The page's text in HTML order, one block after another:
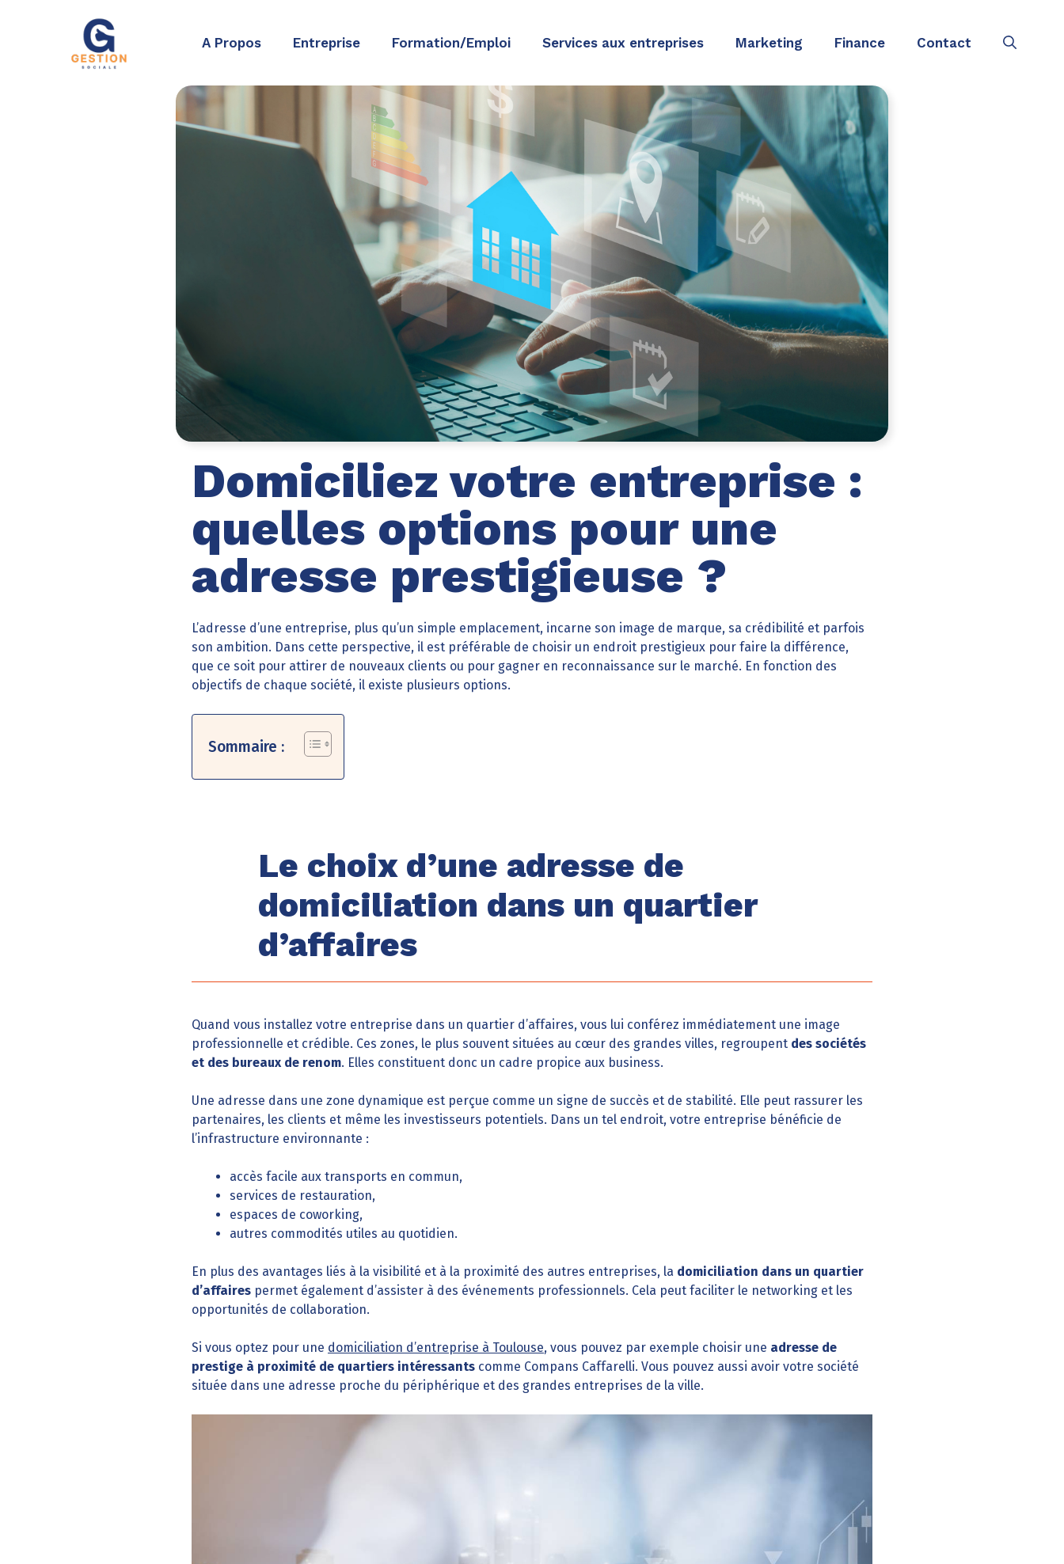
A Propos Entreprise Formation/Emploi Services aux entreprises Marketing Finance Contact
Domiciliez votre entreprise :
quelles options pour une
adresse prestigieuse ?
L’adresse d’une entreprise, plus qu’un simple emplacement, incarne son image de marque, sa crédibilité et parfois
son ambition. Dans cette perspective, il est préférable de choisir un endroit prestigieux pour faire la différence,
que ce soit pour attirer de nouveaux clients ou pour gagner en reconnaissance sur le marché. En fonction des
objectifs de chaque société, il existe plusieurs options.
Sommaire :
Le choix d’une adresse de
domiciliation dans un quartier
d’affaires
Quand vous installez votre entreprise dans un quartier d’affaires, vous lui conférez immédiatement une image
professionnelle et crédible. Ces zones, le plus souvent situées au cœur des grandes villes, regroupent des sociétés
et des bureaux de renom. Elles constituent donc un cadre propice aux business.
Une adresse dans une zone dynamique est perçue comme un signe de succès et de stabilité. Elle peut rassurer les
partenaires, les clients et même les investisseurs potentiels. Dans un tel endroit, votre entreprise bénéficie de
l’infrastructure environnante :
accès facile aux transports en commun,
services de restauration,
espaces de coworking,
autres commodités utiles au quotidien.
En plus des avantages liés à la visibilité et à la proximité des autres entreprises, la domiciliation dans un quartier
d’affaires permet également d’assister à des événements professionnels. Cela peut faciliter le networking et les
opportunités de collaboration.
Si vous optez pour une domiciliation d’entreprise à Toulouse, vous pouvez par exemple choisir une adresse de
prestige à proximité de quartiers intéressants comme Compans Caffarelli. Vous pouvez aussi avoir votre société
située dans une adresse proche du périphérique et des grandes entreprises de la ville.